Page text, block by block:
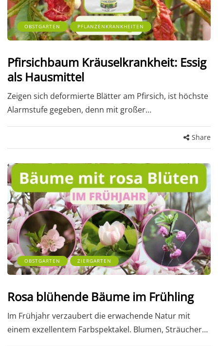
OBSTGARTEN PFLANZENKRANKHEITEN
Pfirsichbaum Kräuselkrankheit: Essig
als Hausmittel
Zeigen sich deformierte Blätter am Pfirsich, ist höchste
Alarmstufe gegeben, denn mit großer…
Share
OBSTGARTEN ZIERGARTEN
Rosa blühende Bäume im Frühling
Im Frühjahr verzaubert die erwachende Natur mit
einem exzellentem Farbspektakel. Blumen, Sträucher…